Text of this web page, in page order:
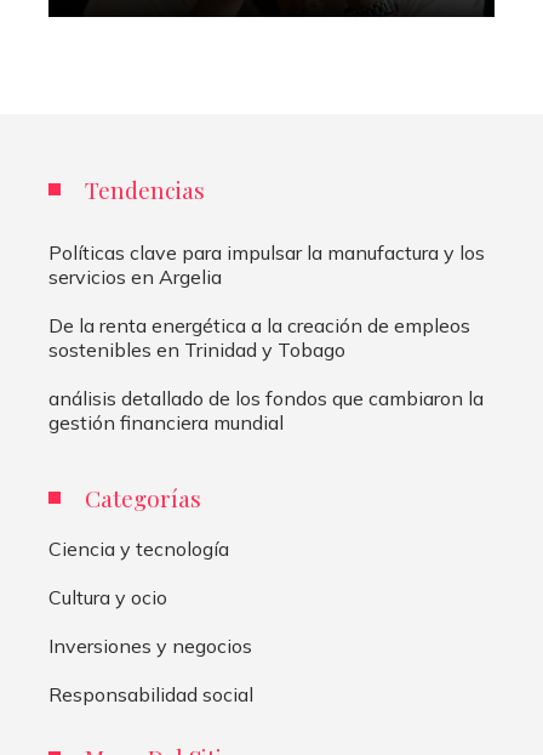
Tendencias
Políticas clave para impulsar la manufactura y los
servicios en Argelia
De la renta energética a la creación de empleos
sostenibles en Trinidad y Tobago
análisis detallado de los fondos que cambiaron la
gestión financiera mundial
Categorías
Ciencia y tecnología
Cultura y ocio
Inversiones y negocios
Responsabilidad social